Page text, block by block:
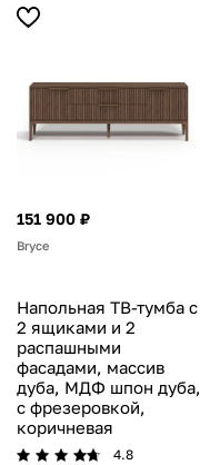
151 900 ₽
Bryce
Напольная ТВ-тумба с
2 ящиками и 2
распашными
фасадами, массив
дуба, МДФ шпон дуба,
с фрезеровкой,
коричневая
4.8